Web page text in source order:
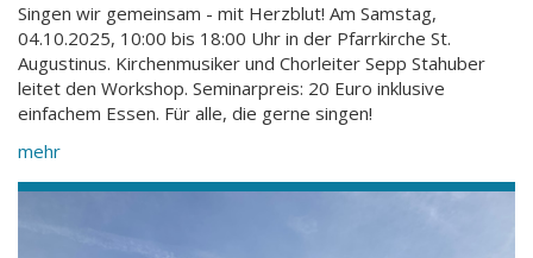
Singen wir gemeinsam - mit Herzblut! Am Samstag,
04.10.2025, 10:00 bis 18:00 Uhr in der Pfarrkirche St.
Augustinus. Kirchenmusiker und Chorleiter Sepp Stahuber
leitet den Workshop. Seminarpreis: 20 Euro inklusive
einfachem Essen. Für alle, die gerne singen!
mehr